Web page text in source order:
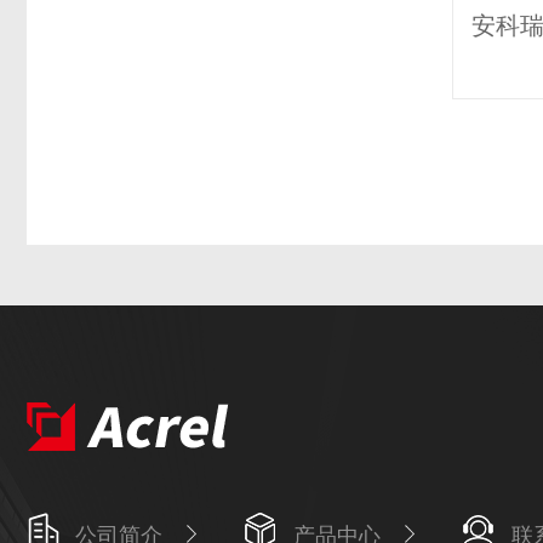
公司简介 产品中心 联